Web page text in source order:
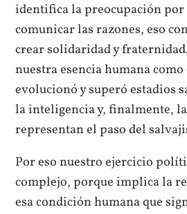
identifica la preocupación
comunicar las razones, eso
crear solidaridad y
nuestra esencia humana como
evolucionó y superó estadios
la inteligencia y, finalmente,
representan el paso del
Por eso nuestro ejercicio
complejo, porque implica la
esa condición humana que